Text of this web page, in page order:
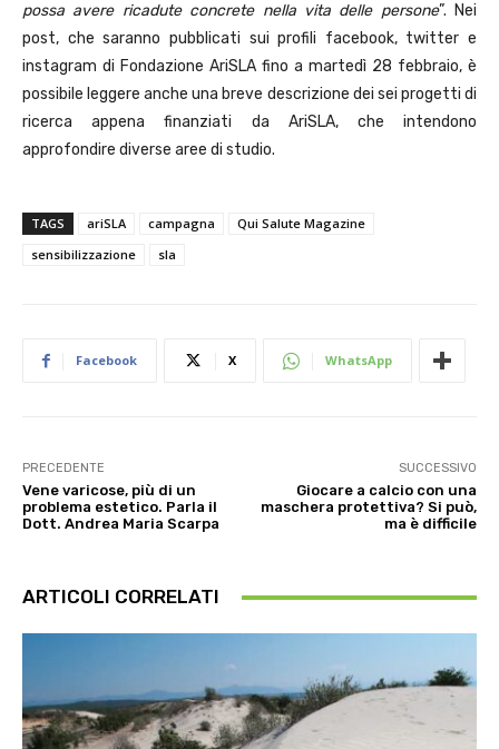
possa avere ricadute concrete nella vita delle persone”. Nei
post, che saranno pubblicati sui profili facebook, twitter e
instagram di Fondazione AriSLA fino a martedì 28 febbraio, è
possibile leggere anche una breve descrizione dei sei progetti di
ricerca appena finanziati da AriSLA, che intendono
approfondire diverse aree di studio.
TAGS ariSLA campagna
Qui Salute Magazine
sensibilizzazione
sla
Facebook X WhatsApp
PRECEDENTE
Vene varicose, più di un
problema estetico. Parla il
Dott. Andrea Maria Scarpa
SUCCESSIVO
Giocare a calcio con una
maschera protettiva? Si può,
ma è difficile
ARTICOLI CORRELATI